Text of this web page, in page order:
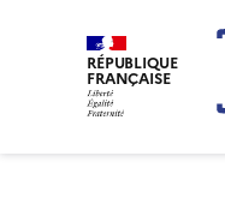
RÉPUBLIQUE
FRANÇAISE